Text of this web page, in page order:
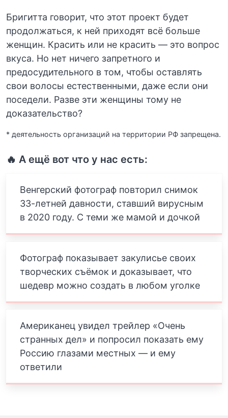
Бригитта говорит, что этот проект будет
продолжаться, к ней приходят всё больше
женщин. Красить или не красить — это вопрос
вкуса. Но нет ничего запретного и
предосудительного в том, чтобы оставлять
свои волосы естественными, даже если они
поседели. Разве эти женщины тому не
доказательство?
* деятельность организаций на территории РФ запрещена.
🔥 А ещё вот что у нас есть:
Венгерский фотограф повторил снимок
33-летней давности, ставший вирусным
в 2020 году. С теми же мамой и дочкой
Фотограф показывает закулисье своих
творческих съёмок и доказывает, что
шедевр можно создать в любом уголке
Американец увидел трейлер «Очень
странных дел» и попросил показать ему
Россию глазами местных — и ему
ответили